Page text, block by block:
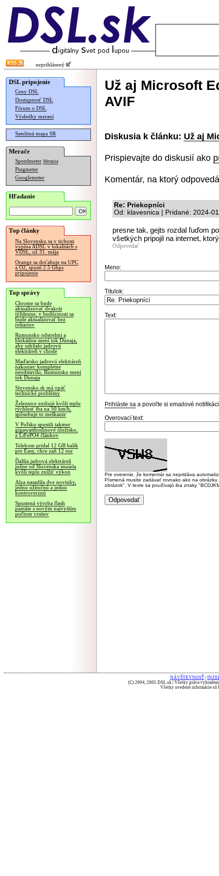
neprihlásený
DSL pripojenie
Ceny DSL
Dostupnosť DSL
Fórum o DSL
Výsledky meraní
Satelitná mapa SR
Merače
Speedmeter Merania
Pingmeter
Googlemeter
Hľadanie
Top články
Na Slovensku sa v tichosti
vypína ADSL v lokalitách s
VDSL, už 31. mája
Orange sa doťahuje na UPC
a O2, spustí 2.5 Gbps
pripojenie
Top správy
Chrome sa bude
aktualizovať dvakrát
týždenne, v budúcnosti sa
bude aktualizovať bez
reštartov
Rumunsko odstrelmi a
blokádou mení tok Dunaja,
aby udržalo jadrovú
elektráreň v chode
Maďarsko jadrovú elektráreň
nakoniec kompletne
neodstavilo, Rumunsko mení
tok Dunaja
Slovensko.sk má opäť
technické problémy
Železnice znižujú kvôli teplu
rýchlosť iba na 50 km/h,
spôsobuje to meškanie
V Poľsku spustili takmer
gigawatthodinové úložisko,
z LiFePO4 článkov
Telekom pridal 12 GB balík
pre Easy, chce zaň 12 eur
Ďalšia jadrová elektráreň
južne od Slovenska musela
kvôli teplu znížiť výkon
Alza nasadila dve novinky,
jednu užitočnú a jednu
kontroverznú
Spustená výroba flash
pamäte s novým najvyšším
počtom vrstiev
Už aj Microsoft
AVIF
Diskusia k článku: Už aj
Prispievajte do diskusií ako
Komentár, na ktorý
Re: Priekopníci
Od: klavesnica | Pridané: 2024-
presne tak, gejts rozdal ľuďom
všetkých pripojil na internet,
Odpovedať
Meno:
Titulok:
Text:
Prihláste sa a povoľte si emailové
Overovací text:
Pre overenie, že komentár sa nepridáva
Písmená musíte zadávať rovnako ako na
obrázok". V texte sa používajú iba znaky
NÁVŠTEVNOSŤ
(C) 2004, 2005 DSL.sk | Všetky práva
Všetky uvedené informácie sú